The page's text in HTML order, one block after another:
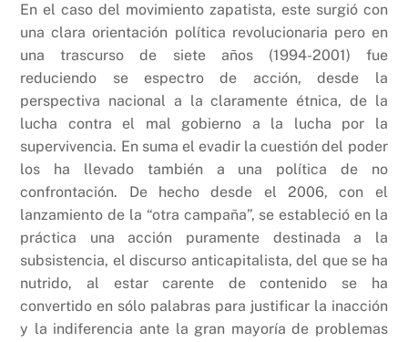
En el caso del movimiento zapatista, este surgió con
una clara orientación política revolucionaria pero en
una trascurso de siete años (1994-2001) fue
reduciendo se espectro de acción, desde la
perspectiva nacional a la claramente étnica, de la
lucha contra el mal gobierno a la lucha por la
supervivencia. En suma el evadir la cuestión del poder
los ha llevado también a una política de no
confrontación. De hecho desde el 2006, con el
lanzamiento de la “otra campaña”, se estableció en la
práctica una acción puramente destinada a la
subsistencia, el discurso anticapitalista, del que se ha
nutrido, al estar carente de contenido se ha
convertido en sólo palabras para justificar la inacción
y la indiferencia ante la gran mayoría de problemas